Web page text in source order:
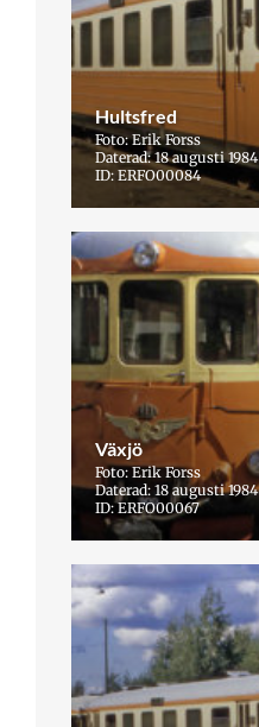
Hultsfred
Foto: Erik Forss
Daterad: 18 augusti 1984
ID: ERFO00084
Växjö
Foto: Erik Forss
Daterad: 18 augusti 1984
ID: ERFO00067